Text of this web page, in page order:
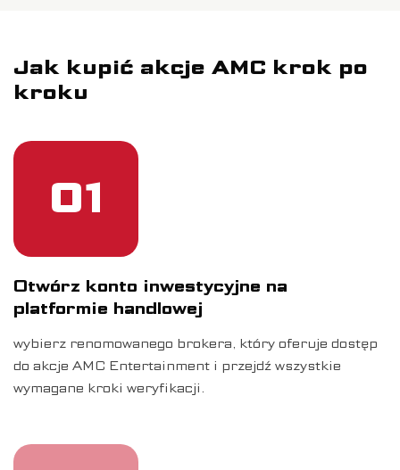
Jak kupić akcje AMC krok po
kroku
01
Otwórz konto inwestycyjne na
platformie handlowej
wybierz renomowanego brokera, który oferuje dostęp
do akcje AMC Entertainment i przejdź wszystkie
wymagane kroki weryfikacji.